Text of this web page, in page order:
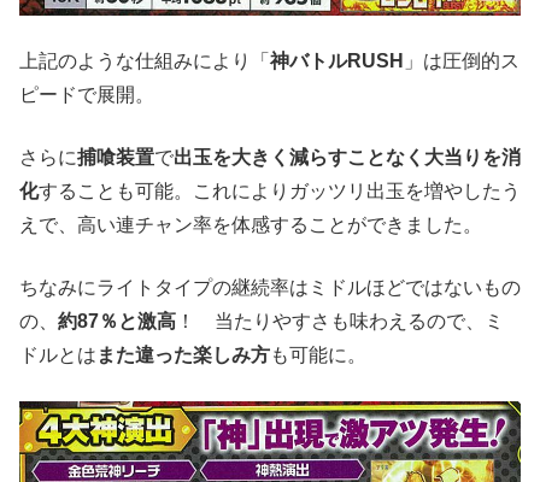
上記のような仕組みにより「 神バトルRUSH 」は圧倒的ス
ピードで展開。
さらに捕喰装置で出玉を大きく減らすことなく大当りを消
化することも可能。これによりガッツリ出玉を増やしたう
えで、高い連チャン率を体感することができました。
ちなみにライトタイプの継続率はミドルほどではないもの
の、 約87％と激高 ！ 当たりやすさも味わえるので、ミ
ドルとは また違った楽しみ方も可能に。